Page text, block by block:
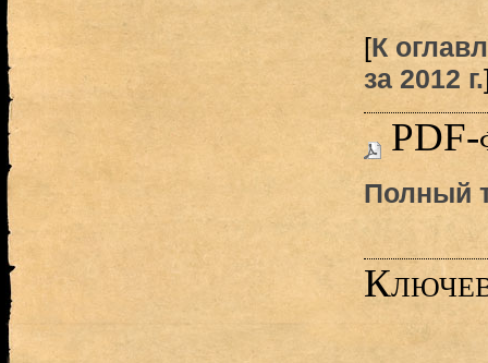
[К
за 2012 г.
PDF-
Полный